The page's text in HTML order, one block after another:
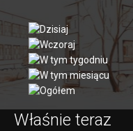
Właśnie teraz